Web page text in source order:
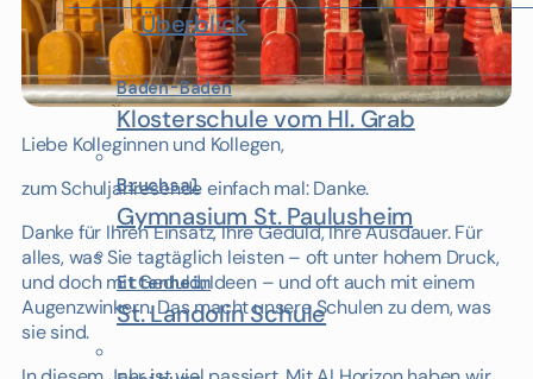
Überblick
Baden-Baden
Klosterschule vom Hl. Grab
Bruchsal
Gymnasium St. Paulusheim
Ettenheim
St. Landolin Schule
Liebe Kolleginnen und Kollegen,
zum Schuljahresende einfach mal: Danke.
Danke für Ihren Einsatz, Ihre Geduld, Ihre Ausdauer. Für
alles, was Sie tagtäglich leisten – oft unter hohem Druck,
und doch mit Geduld, Ideen – und oft auch mit einem
Augenzwinkern. Das macht unsere Schulen zu dem, was
sie sind.